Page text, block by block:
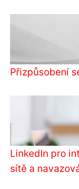
Přizpůsobení
LinkedIn pro
sítě a